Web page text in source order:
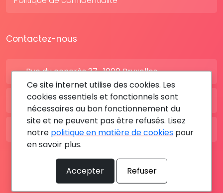
Contactez-nous
Rue du congrès 37 , 1000 Bruxelles
BE: +32 28080227
FR: +33 183642895
Tous les droits sont réservés © 2026 RDV MÉDICAL By
MediaSatCom
Ce site internet utilise des cookies. Les
cookies essentiels et fonctionnels sont
nécessaires au bon fonctionnement du
site et ne peuvent pas être refusés. Lisez
notre politique en matière de cookies pour
en savoir plus.
Accepter Refuser